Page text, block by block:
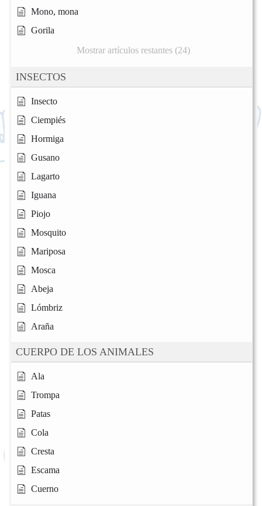
Mono, mona
Gorila
Mostrar artículos restantes (24)
INSECTOS
Insecto
Ciempiés
Hormiga
Gusano
Lagarto
Iguana
Piojo
Mosquito
Mariposa
Mosca
Abeja
Lómbriz
Araña
CUERPO DE LOS ANIMALES
Ala
Trompa
Patas
Cola
Cresta
Escama
Cuerno